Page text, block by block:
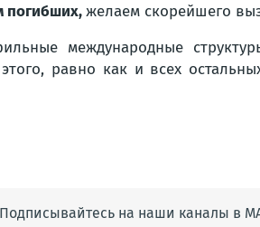
погибших,желаем скорейшего
международные
равно как и всех
Подписывайтесь на наши каналы в